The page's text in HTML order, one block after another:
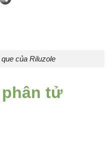
của Riluzole
tử